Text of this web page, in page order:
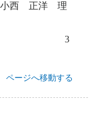
西 正洋 理
ページへ移動する